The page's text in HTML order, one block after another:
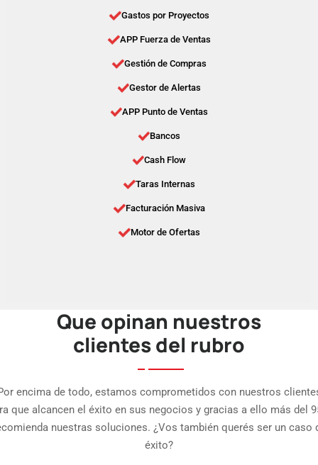
Gastos por Proyectos
APP Fuerza de Ventas
Gestión de Compras
Gestor de Alertas
APP Punto de Ventas
Bancos
Cash Flow
Taras Internas
Facturación Masiva
Motor de Ofertas
Que opinan nuestros
clientes del rubro
encima de todo, estamos comprometidos con nuestros
que alcancen el éxito en sus negocios y gracias a ello más del
nuestras soluciones. ¿Vos también querés ser un caso
éxito?